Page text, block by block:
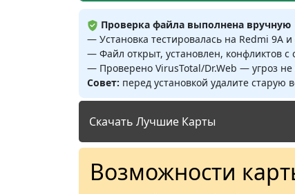
Проверка файла выполнена вручную
— Установка тестировалась на Redmi 9A
— Файл открыт, установлен, конфликтов
— Проверено VirusTotal/Dr.Web — угроз
Совет: перед установкой удалите старую
Скачать Лучшие Карты
Возможности